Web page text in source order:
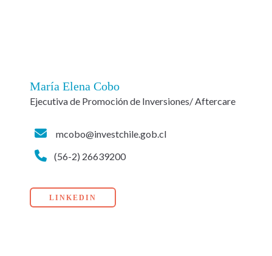
María Elena Cobo
Ejecutiva de Promoción de Inversiones/ Aftercare
mcobo@investchile.gob.cl
(56-2) 26639200
LINKEDIN